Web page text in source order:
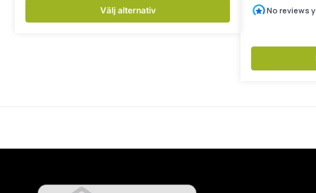
Välj alternativ